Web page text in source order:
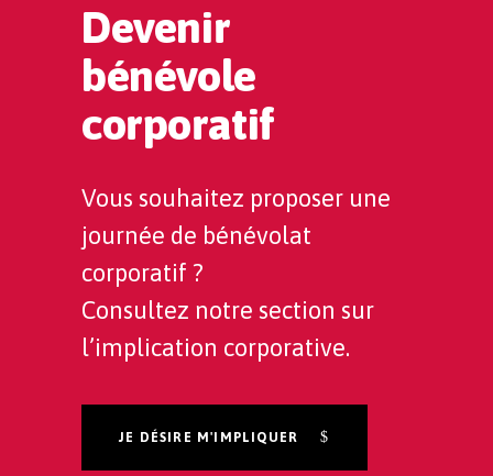
Devenir
bénévole
corporatif
Vous souhaitez proposer une
journée de bénévolat
corporatif ?
Consultez notre section sur
l’implication corporative.
JE DÉSIRE M'IMPLIQUER